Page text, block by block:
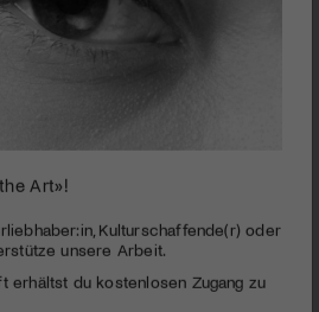
| Eclecta
am Experiment
Art»!
Kulturschaffende(r) oder
unsere Arbeit.
erhältst du kostenlosen Zugang zu